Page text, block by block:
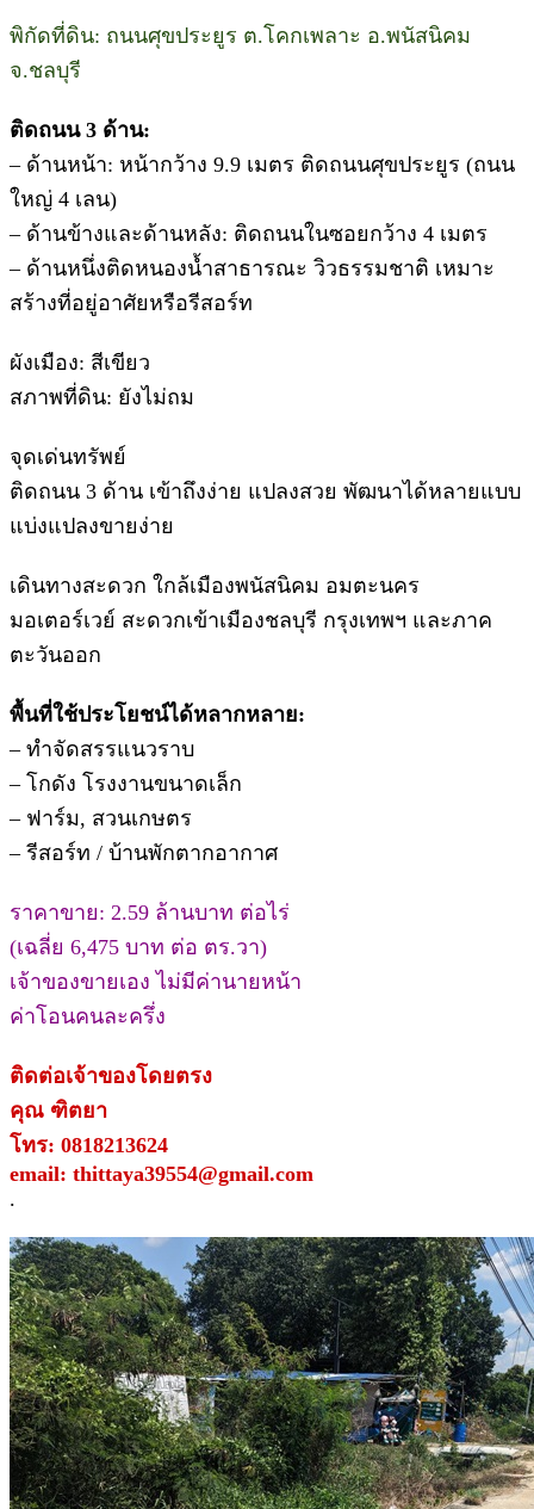
พิกัดที่ดิน: ถนนศุขประยูร ต.โคกเพลาะ อ.พนัสนิคม
จ.ชลบุรี
ติดถนน 3 ด้าน:
– ด้านหน้า: หน้ากว้าง 9.9 เมตร ติดถนนศุขประยูร (ถนน
ใหญ่ 4 เลน)
– ด้านข้างและด้านหลัง: ติดถนนในซอยกว้าง 4 เมตร
– ด้านหนึ่งติดหนองน้ำสาธารณะ วิวธรรมชาติ เหมาะ
สร้างที่อยู่อาศัยหรือรีสอร์ท
ผังเมือง: สีเขียว
สภาพที่ดิน: ยังไม่ถม
จุดเด่นทรัพย์
ติดถนน 3 ด้าน เข้าถึงง่าย แปลงสวย พัฒนาได้หลายแบบ
แบ่งแปลงขายง่าย
เดินทางสะดวก ใกล้เมืองพนัสนิคม อมตะนคร
มอเตอร์เวย์ สะดวกเข้าเมืองชลบุรี กรุงเทพฯ และภาค
ตะวันออก
พื้นที่ใช้ประโยชน์ได้หลากหลาย:
– ทำจัดสรรแนวราบ
– โกดัง โรงงานขนาดเล็ก
– ฟาร์ม, สวนเกษตร
– รีสอร์ท / บ้านพักตากอากาศ
ราคาขาย: 2.59 ล้านบาท ต่อไร่
(เฉลี่ย 6,475 บาท ต่อ ตร.วา)
เจ้าของขายเอง ไม่มีค่านายหน้า
ค่าโอนคนละครึ่ง
ติดต่อเจ้าของโดยตรง
คุณ ฑิตยา
โทร: 0818213624
email: thittaya39554@gmail.com
.